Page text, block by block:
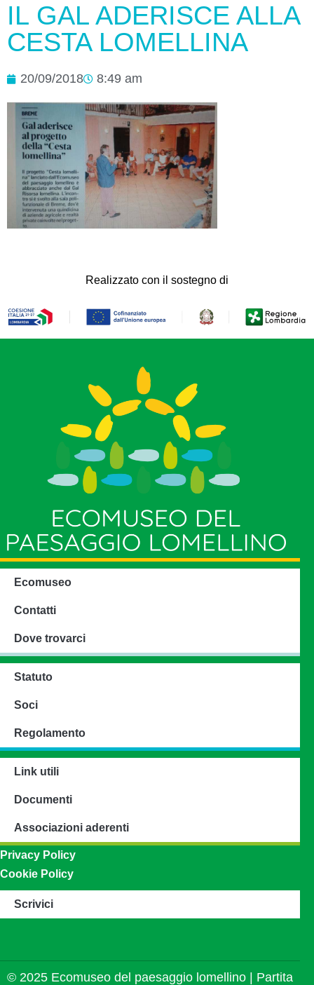
IL GAL ADERISCE ALLA
CESTA LOMELLINA
20/09/2018 8:49 am
Realizzato con il sostegno di
Ecomuseo
Contatti
Dove trovarci
Statuto
Soci
Regolamento
Link utili
Documenti
Associazioni aderenti
Privacy Policy
Cookie Policy
Scrivici
© 2025 Ecomuseo del paesaggio lomellino | Partita